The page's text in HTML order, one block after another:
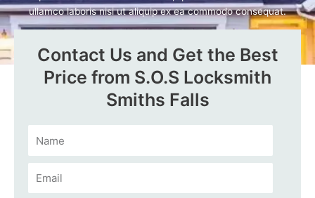
ullamco laboris nisi ut aliquip ex ea commodo consequat.
Call Us Now
Contact Us and Get the Best
Price from S.O.S Locksmith
Smiths Falls